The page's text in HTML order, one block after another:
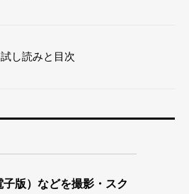
し読みと目次
版）などを撮影・スク